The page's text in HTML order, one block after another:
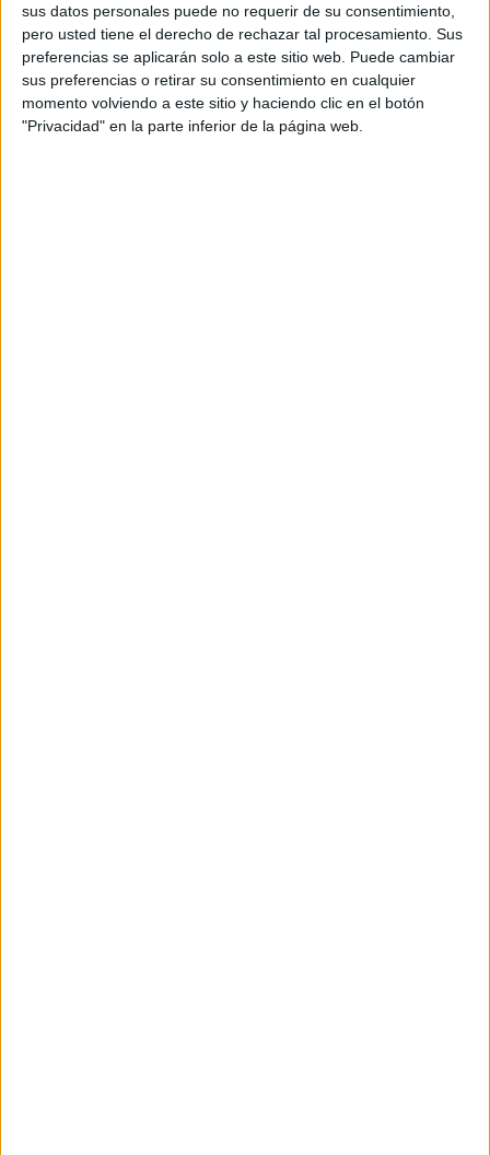
sus datos personales puede no requerir de su consentimiento,
pero usted tiene el derecho de rechazar tal procesamiento. Sus
preferencias se aplicarán solo a este sitio web. Puede cambiar
sus preferencias o retirar su consentimiento en cualquier
momento volviendo a este sitio y haciendo clic en el botón
"Privacidad" en la parte inferior de la página web.
“Es un pronunciamiento importante porque traslada un
mensaje claro:mirar hacia otro lado ante el maltrato
dentro de las unidades también tiene consecuencias
penales”, expuso el abogado Rodríguez Monserrat.